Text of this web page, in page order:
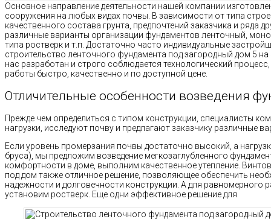
Основное направление деятельности нашей компании
сооружения на любых видах почвы. В зависимости от типа
качественного состава грунта, предпочтений заказчика и ряда
различные варианты организации фундаментов ленточный,
типа ростверк и т.п. Достаточно часто индивидуальные
строительство ленточного фундамента под загородный дом 5
нас разработан и строго соблюдается технологический
работы быстро, качественно и по доступной цене.
Отличительные особенности возведения
Прежде чем определиться с типом конструкции, специалисты
нагрузки, исследуют почву и предлагают заказчику различные
Если уровень промерзания почвы достаточно высокий, а
бруса), мы предложим возведение мегкозаглубленного
комфортности в доме, выполним качественное утепление.
под дом также отличное решение, позволяющее обеспечить
надежности и долговечности конструкции. А для равномерного
установим ростверк. Еще одни эффективное решение для